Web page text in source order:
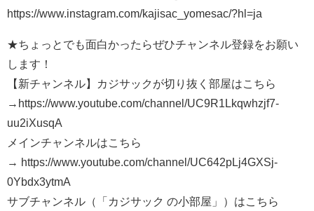
https://www.instagram.com/kajisac_yomesac/?hl=ja
★ちょっとでも面白かったらぜひチャンネル登録をお願い
します！
【新チャンネル】カジサックが切り抜く部屋はこちら
→https://www.youtube.com/channel/UC9R1Lkqwhzjf7-
uu2iXusqA
メインチャンネルはこちら
→ https://www.youtube.com/channel/UC642pLj4GXSj-
0Ybdx3ytmA
サブチャンネル（「カジサック の小部屋」）はこちら